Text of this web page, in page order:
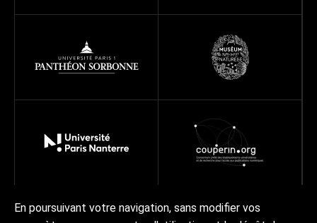
En poursuivant votre navigation, sans modifier vos